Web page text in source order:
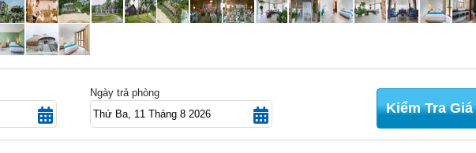
Ngày trả phòng
Kiểm Tra Giá